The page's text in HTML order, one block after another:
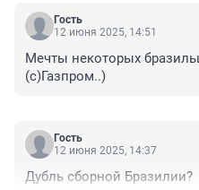
Гость
12 июня 2025, 14:51
Мечты некоторых
(с)Газпром..)
Гость
12 июня 2025, 14:37
Дубль сборной Бразилии?